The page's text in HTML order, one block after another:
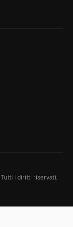
Tutti i diritti riservati.